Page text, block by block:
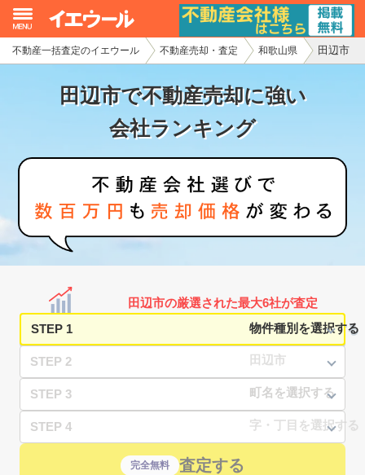
不動産一括査定のイエウール 不動産売却・査定 和歌山県 田辺市
田辺市で不動産売却に強い
会社ランキング
田辺市の厳選された最大6社が査定
STEP 1
STEP 2
STEP 3
STEP 4
完全無料 査定する
イエウール加盟希望の不動産会社様
初めての方へ
不動産の売却・一括査定
家査定シミュレーター
お問い合わせ